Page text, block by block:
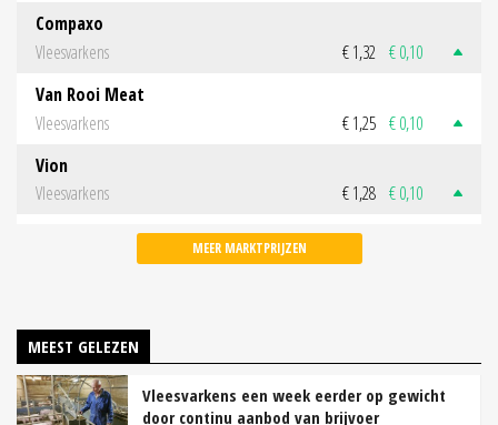
Compaxo
Vleesvarkens
€ 1,32 € 0,10
Van Rooi Meat
Vleesvarkens
€ 1,25 € 0,10
Vion
Vleesvarkens
€ 1,28 € 0,10
MEER MARKTPRIJZEN
MEEST GELEZEN
Vleesvarkens een week eerder op gewicht
door continu aanbod van brijvoer